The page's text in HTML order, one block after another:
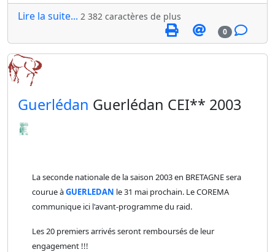
Lire la suite... 2 382 caractères de plus
0
​Guerlédan Guerlédan CEI** 2003
La seconde nationale de la saison 2003 en BRETAGNE sera
courue àGUERLEDAN le 31 mai prochain. Le COREMA
communique ici l'avant-programme du raid.
Les 20 premiers arrivés seront remboursés de leur
engagement !!!